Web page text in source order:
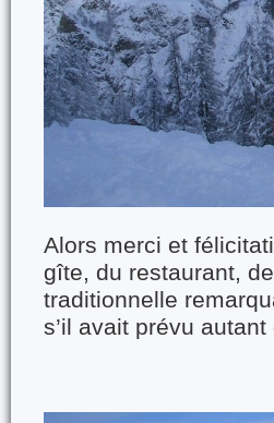
Alors merci et
gîte, du restaurant,
traditionnelle
s’il avait prévu